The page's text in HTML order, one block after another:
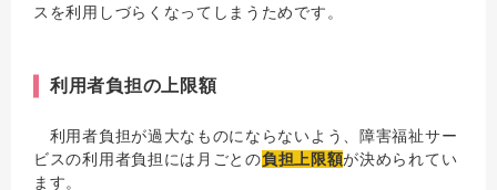
スを利用しづらくなってしまうためです。
利用者負担の上限額
利用者負担が過大なものにならないよう、障害福祉サー
ビスの利用者負担には月ごとの負担上限額が決められてい
ます。